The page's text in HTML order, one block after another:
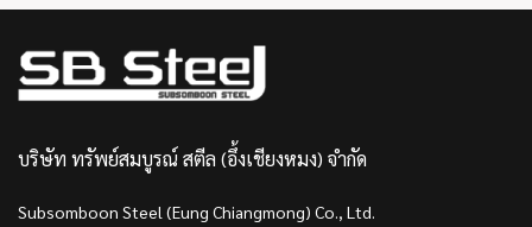
บริษัท ทรัพย์สมบูรณ์ สตีล (อึ้งเชียงหมง) จำกัด
Subsomboon Steel (Eung Chiangmong) Co., Ltd.